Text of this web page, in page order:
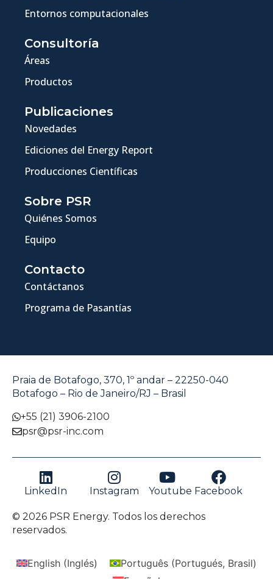
Entornos computacionales
Consultoría
Áreas
Productos
Publicaciones
Novedades
Ediciones del Energy Report
Producciones Científicas
Sobre PSR
Quiénes Somos
Equipo
Contacto
Contáctanos
Programa de Pasantías
Praia de Botafogo, 370, 1º andar – 22250-040
Botafogo – Rio de Janeiro/RJ – Brasil
+55 (21) 3906-2100
psr@psr-inc.com
LinkedIn Instagram Youtube Facebook
© 2026 PSR Energy. Todos los derechos
reservados.
English (Inglés) Português (Portugués, Brasil)